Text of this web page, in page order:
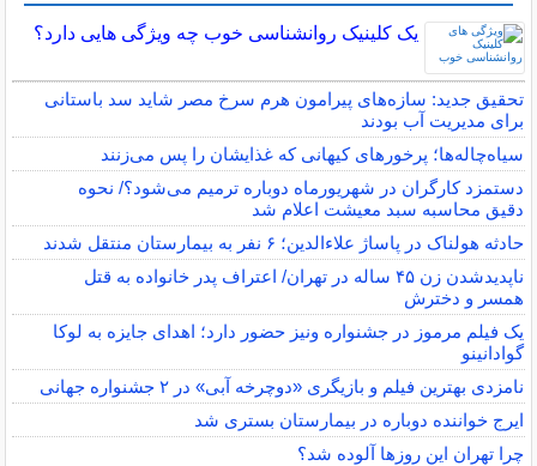
یک کلینیک روانشناسی خوب چه ویژگی هایی دارد؟
تحقیق جدید: سازه‌های پیرامون هرم سرخ مصر شاید سد باستانی
برای مدیریت آب بودند
سیاه‌چاله‌ها؛ پرخورهای کیهانی که غذایشان را پس می‌زنند
دستمزد کارگران در شهریورماه دوباره ترمیم می‌شود؟/ نحوه
دقیق محاسبه سبد معیشت اعلام شد
حادثه هولناک در پاساژ علاءالدین؛ ۶ نفر به بیمارستان منتقل شدند
ناپدیدشدن زن ۴۵ ساله در تهران/ اعتراف پدر خانواده به قتل
همسر و دخترش
یک فیلم مرموز در جشنواره ونیز حضور دارد؛ اهدای جایزه به لوکا
گوادانینو
نامزدی بهترین فیلم و بازیگری «دوچرخه آبی» در ۲ جشنواره جهانی
ایرج خواننده دوباره در بیمارستان بستری شد
چرا تهران این روزها آلوده شد؟